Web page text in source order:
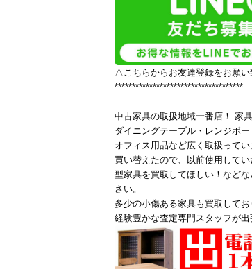
△こちらからお友達登録をお願い
*************************************
中古家具の取扱地域一番店！ 家
ダイニングテーブル・レンジボ
オフィス用品など広く取扱ってい
買い替えたので、以前使用して
型家具を買取してほしい！など
さい。
多少の小傷ある家具も買取して
経験豊かな査定専門スタッフが